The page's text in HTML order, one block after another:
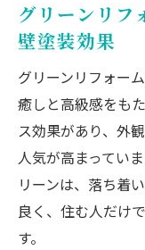
外壁塗装グ
外壁塗装
グリーン
コツ
外壁塗装
イント
外壁塗
グリーンリフ
壁塗装効果
グリーンリフォー
癒しと高級感をも
ス効果があり、外
人気が高まってい
リーンは、落ち着
良く、住む人だけ
す。